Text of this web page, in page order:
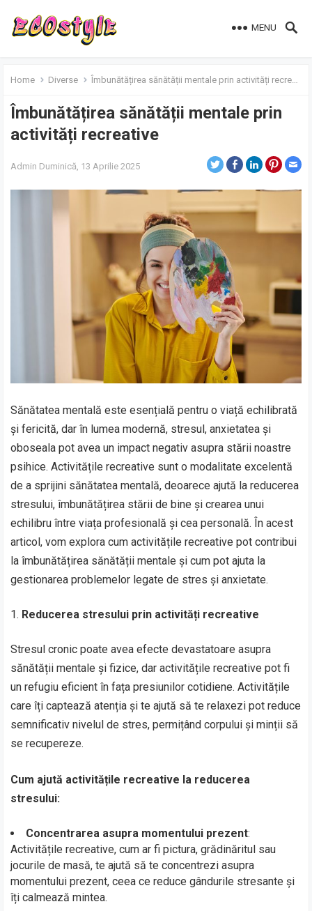
MENU
Home Diverse Îmbunătățirea sănătății mentale prin activități recreative
Îmbunătățirea sănătății mentale prin
activități recreative
Admin Duminică, 13 Aprilie 2025
Sănătatea mentală este esențială pentru o viață echilibrată
și fericită, dar în lumea modernă, stresul, anxietatea și
oboseala pot avea un impact negativ asupra stării noastre
psihice. Activitățile recreative sunt o modalitate excelentă
de a sprijini sănătatea mentală, deoarece ajută la reducerea
stresului, îmbunătățirea stării de bine și crearea unui
echilibru între viața profesională și cea personală. În acest
articol, vom explora cum activitățile recreative pot contribui
la îmbunătățirea sănătății mentale și cum pot ajuta la
gestionarea problemelor legate de stres și anxietate.
Reducerea stresului prin activități recreative
Stresul cronic poate avea efecte devastatoare asupra
sănătății mentale și fizice, dar activitățile recreative pot fi
un refugiu eficient în fața presiunilor cotidiene. Activitățile
care îți captează atenția și te ajută să te relaxezi pot reduce
semnificativ nivelul de stres, permițând corpului și minții să
se recupereze.
Cum ajută activitățile recreative la reducerea
stresului:
Concentrarea asupra momentului prezent:
Activitățile recreative, cum ar fi pictura, grădinăritul sau
jocurile de masă, te ajută să te concentrezi asupra
momentului prezent, ceea ce reduce gândurile stresante și
îți calmează mintea.